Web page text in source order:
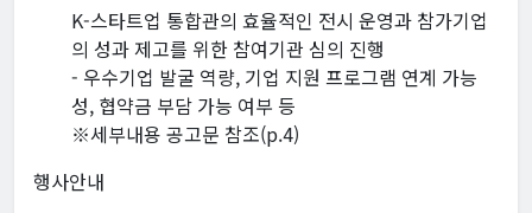
K-스타트업 통합관의 효율적인 전시 운영과 참가기업
의 성과 제고를 위한 참여기관 심의 진행
- 우수기업 발굴 역량, 기업 지원 프로그램 연계 가능
성, 협약금 부담 가능 여부 등
※세부내용 공고문 참조(p.4)
행사안내